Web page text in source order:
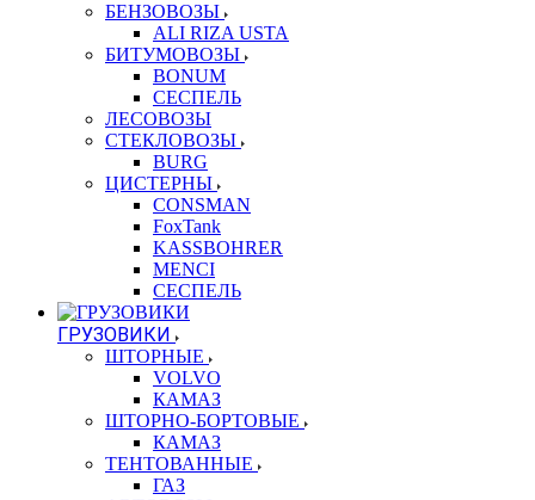
БЕНЗОВОЗЫ
ALI RIZA USTA
БИТУМОВОЗЫ
BONUM
СЕСПЕЛЬ
ЛЕСОВОЗЫ
СТЕКЛОВОЗЫ
BURG
ЦИСТЕРНЫ
CONSMAN
FoxTank
KASSBOHRER
MENCI
СЕСПЕЛЬ
ГРУЗОВИКИ
ШТОРНЫЕ
VOLVO
КАМАЗ
ШТОРНО-БОРТОВЫЕ
КАМАЗ
ТЕНТОВАННЫЕ
ГАЗ